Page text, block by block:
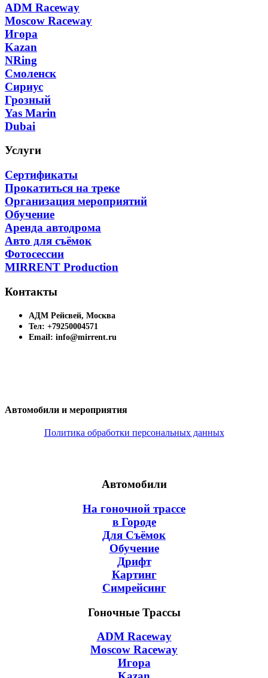
ADM Raceway
Moscow Raceway
Игора
Kazan
NRing
Смоленск
Сириус
Грозный
Yas Marin
Dubai
Услуги
Сертификаты
Прокатиться на треке
Организация мероприятий
Обучение
Аренда автодрома
Авто для съёмок
Фотосессии
MIRRENT Production
Контакты
АДМ Рейсвей, Москва
Тел: +79250004571
Email: info@mirrent.ru
Автомобили и мероприятия
Политика обработки персональных данных
Автомобили
На гоночной трассе
в Городе
Для Съёмок
Обучение
Дрифт
Картинг
Симрейсинг
Гоночные Трассы
ADM Raceway
Moscow Raceway
Игора